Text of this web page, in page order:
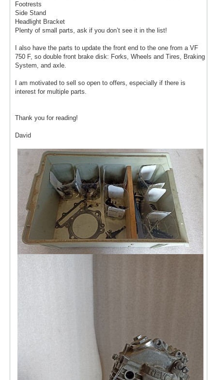
Footrests
Side Stand
Headlight Bracket
Plenty of small parts, ask if you don’t see it in the list!
I also have the parts to update the front end to the one from a VF
750 F, so double front brake disk: Forks, Wheels and Tires, Braking
System, and axle.
I am motivated to sell so open to offers, especially if there is
interest for multiple parts.
Thank you for reading!
David